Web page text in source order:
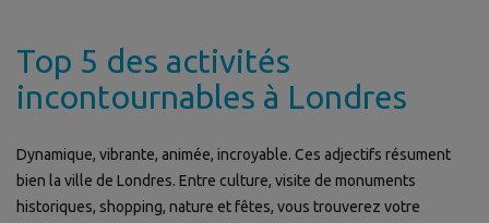
Top 5 des activités
incontournables à Londres
Dynamique, vibrante, animée, incroyable. Ces adjectifs résument
bien la ville de Londres. Entre culture, visite de monuments
historiques, shopping, nature et fêtes, vous trouverez votre